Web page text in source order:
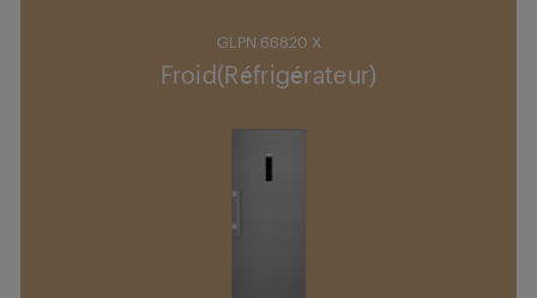
GLPN 66820 X
Froid(Réfrigérateur)